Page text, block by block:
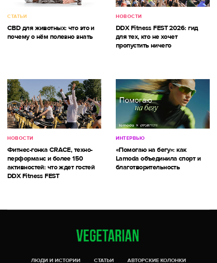
СТАТЬИ
CBD для животных: что это и
почему о нём полезно знать
НОВОСТИ
DDX Fitness FEST 2026: гид
для тех, кто не хочет
пропустить ничего
НОВОСТИ
Фитнес-гонка CRACE, техно-
перформанс и более 150
активностей: что ждет гостей
DDX Fitness FEST
ИНТЕРВЬЮ
«Помогаю на бегу»: как
Lamoda объединила спорт и
благотворительность
ЛЮДИ И ИСТОРИИ СТАТЬИ АВТОРСКИЕ КОЛОНКИ